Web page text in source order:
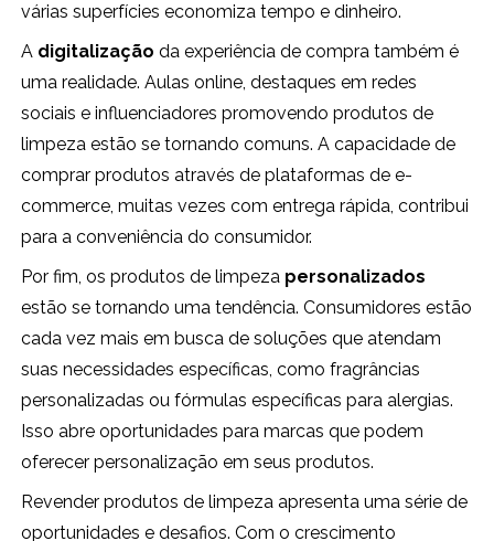
várias superfícies economiza tempo e dinheiro.
A digitalização da experiência de compra também é
uma realidade. Aulas online, destaques em redes
sociais e influenciadores promovendo produtos de
limpeza estão se tornando comuns. A capacidade de
comprar produtos através de plataformas de e-
commerce, muitas vezes com entrega rápida, contribui
para a conveniência do consumidor.
Por fim, os produtos de limpeza personalizados
estão se tornando uma tendência. Consumidores estão
cada vez mais em busca de soluções que atendam
suas necessidades específicas, como fragrâncias
personalizadas ou fórmulas específicas para alergias.
Isso abre oportunidades para marcas que podem
oferecer personalização em seus produtos.
Revender produtos de limpeza apresenta uma série de
oportunidades e desafios. Com o crescimento